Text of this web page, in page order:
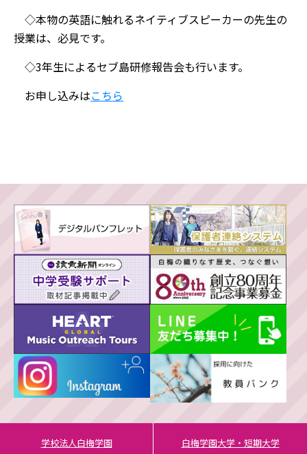
◇本物の英語に触れるネイティブスピーカーの先生の
授業は、必見です。
◇3年生によるセブ島研修報告会も行います。
お申し込みはこちら
学校法人白梅学園 白梅学園大学・短期大学